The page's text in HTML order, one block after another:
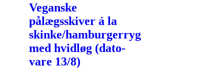
Veganske
pålægsskiver á la
skinke/hamburgerryg
med hvidløg (dato-
vare 13/8)